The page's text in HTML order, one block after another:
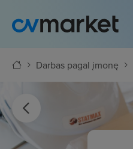
Darbas pagal įmonę